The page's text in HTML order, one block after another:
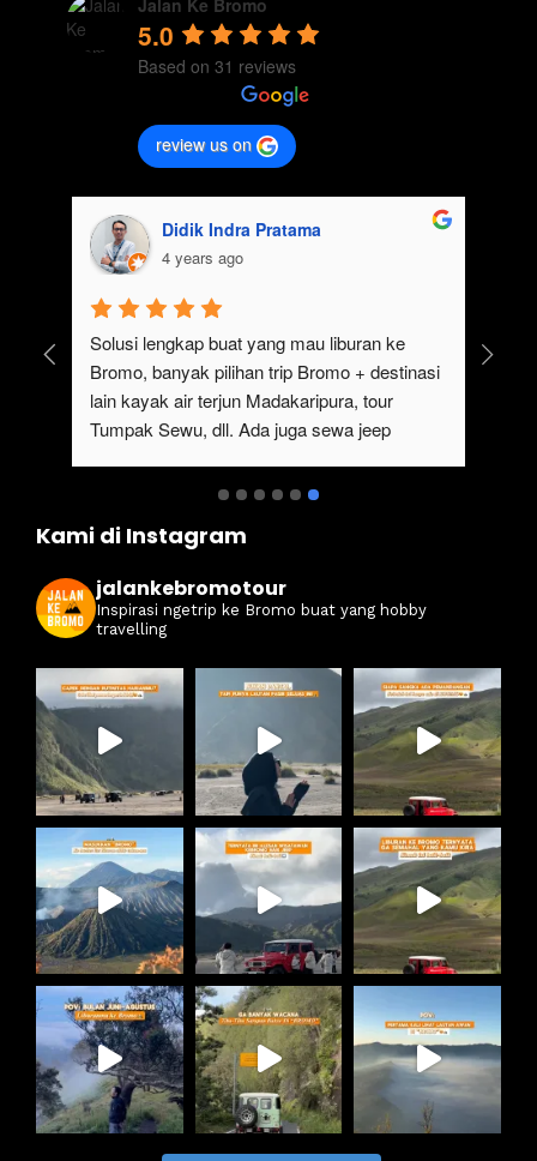
Jalan Ke Bromo
5.0
Based on 31 reviews
review us on
Didik Indra Pratama
4 years ago
Solusi lengkap buat yang mau liburan ke
Bromo, banyak pilihan trip Bromo + destinasi
lain kayak air terjun Madakaripura, tour
Tumpak Sewu, dll. Ada juga sewa jeep
Kami di Instagram
jalankebromotour
Inspirasi ngetrip ke Bromo buat yang hobby
travelling